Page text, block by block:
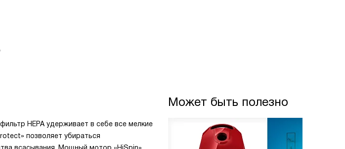
Может быть полезно
HEPA удерживает в себе все мелкие
позволяет убираться